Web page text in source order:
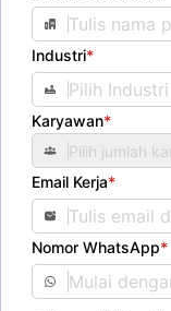
Industri*
Karyawan*
Pilih jumlah
Email Kerja*
Nomor WhatsApp*